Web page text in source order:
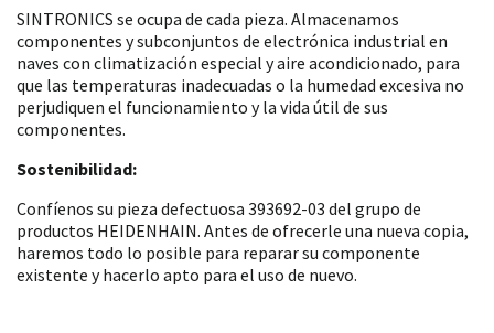
SINTRONICS se ocupa de cada pieza. Almacenamos
componentes y subconjuntos de electrónica industrial en
naves con climatización especial y aire acondicionado, para
que las temperaturas inadecuadas o la humedad excesiva no
perjudiquen el funcionamiento y la vida útil de sus
componentes.
Sostenibilidad:
Confíenos su pieza defectuosa 393692-03 del grupo de
productos HEIDENHAIN. Antes de ofrecerle una nueva copia,
haremos todo lo posible para reparar su componente
existente y hacerlo apto para el uso de nuevo.